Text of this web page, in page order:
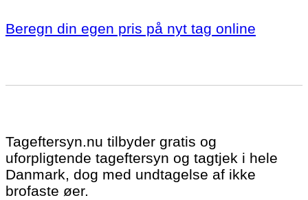
Beregn din egen pris på nyt tag online
Tageftersyn.nu tilbyder gratis og
uforpligtende tageftersyn og tagtjek i hele
Danmark, dog med undtagelse af ikke
brofaste øer.